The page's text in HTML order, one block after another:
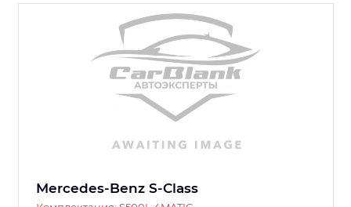
Mercedes-Benz S-Class